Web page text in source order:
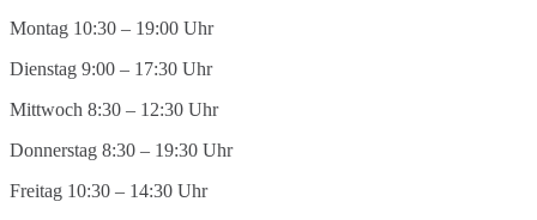
Montag 10:30 – 19:00 Uhr
Dienstag 9:00 – 17:30 Uhr
Mittwoch 8:30 – 12:30 Uhr
Donnerstag 8:30 – 19:30 Uhr
Freitag 10:30 – 14:30 Uhr